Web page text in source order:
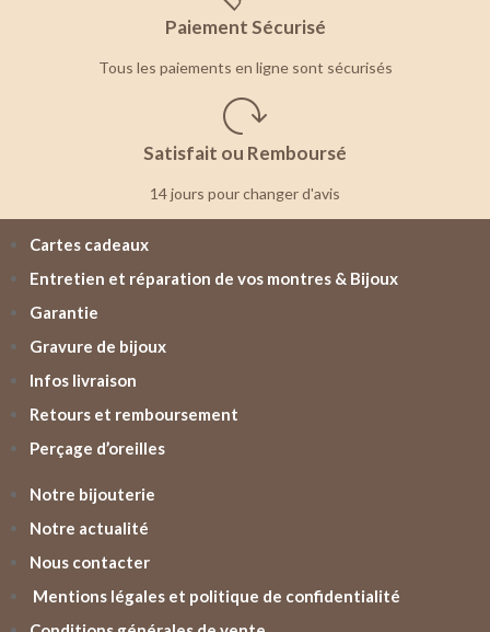
Paiement Sécurisé
Tous les paiements en ligne sont sécurisés
Satisfait ou Remboursé
14 jours pour changer d'avis
Cartes cadeaux
Entretien et réparation de vos montres & Bijoux
Garantie
Gravure de bijoux
Infos livraison
Retours et remboursement
Perçage d’oreilles
Notre bijouterie
Notre actualité
Nous contacter
Mentions légales et politique de confidentialité